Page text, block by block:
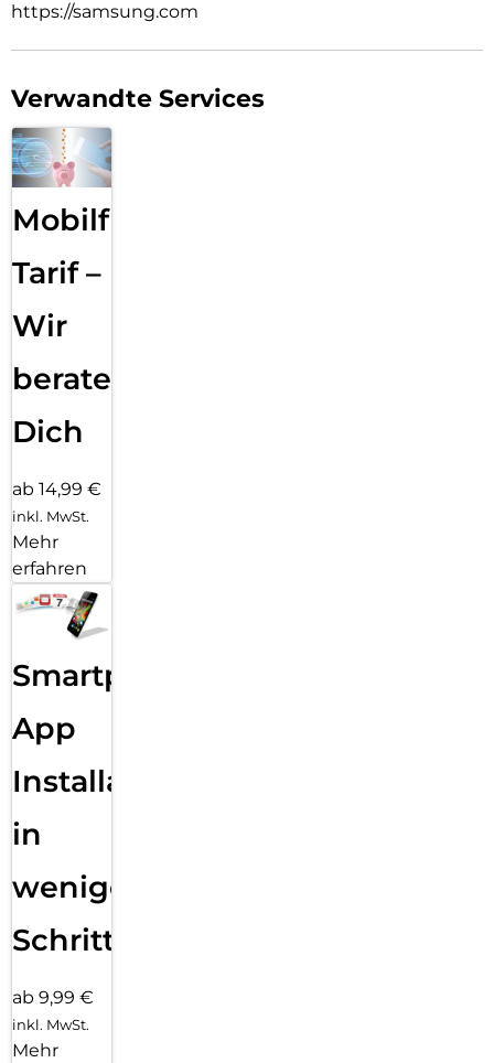
https://samsung.com
Verwandte Services
Mobilfunk
Tarif –
Wir
beraten
Dich
ab 14,99 €
inkl. MwSt.
Mehr
erfahren
Smartphone
App
Installation
in
wenigen
Schritten
ab 9,99 €
inkl. MwSt.
Mehr